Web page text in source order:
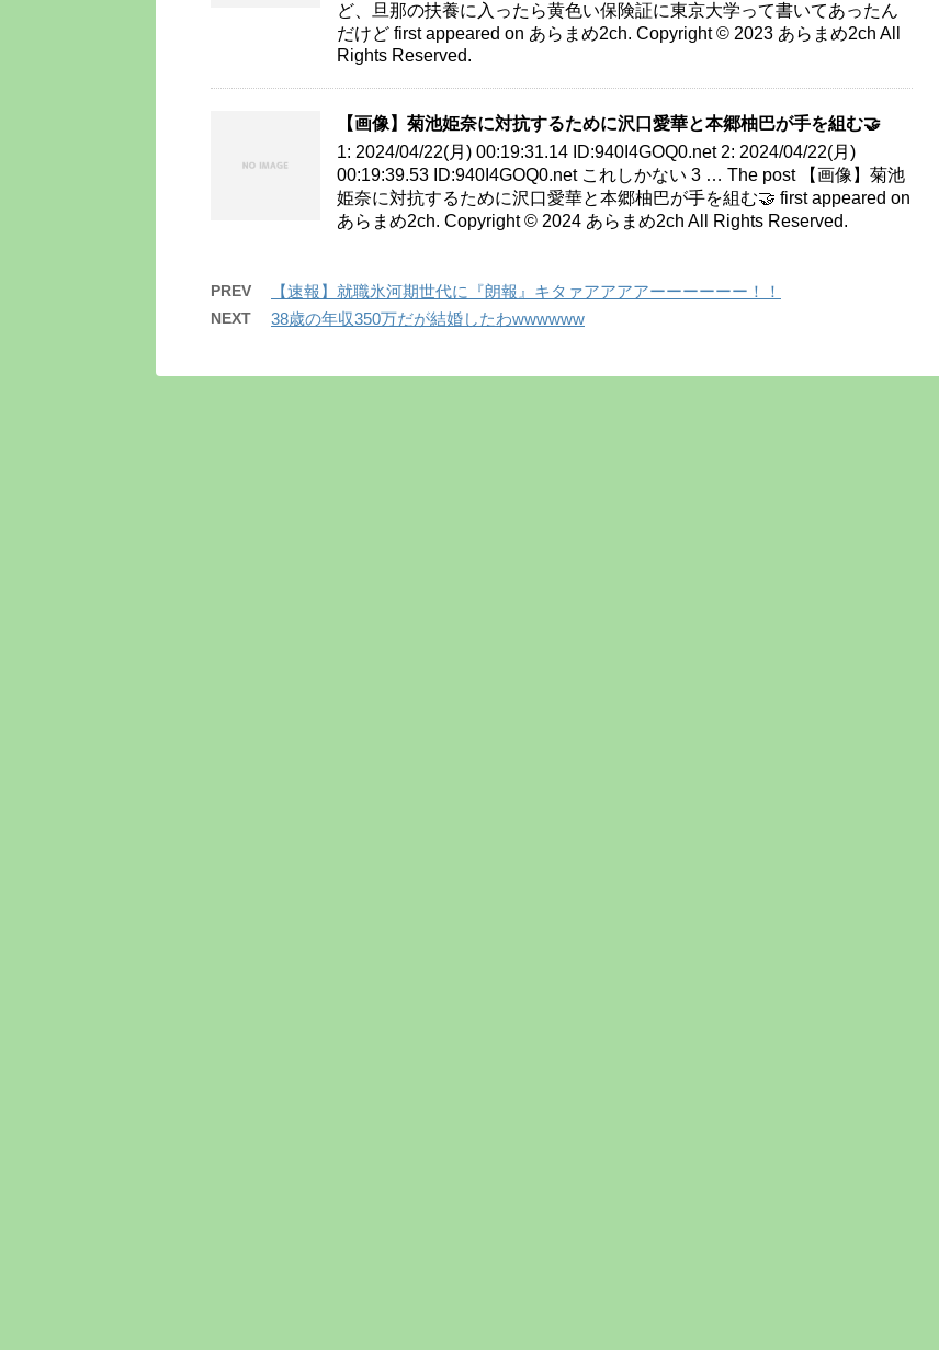
ど、旦那の扶養に入ったら黄色い保険証に東京大学って書いてあったん
だけど first appeared on あらまめ2ch. Copyright © 2023 あらまめ2ch All
Rights Reserved.
【画像】菊池姫奈に対抗するために沢口愛華と本郷柚巴が手を組む🤝
1: 2024/04/22(月) 00:19:31.14 ID:940I4GOQ0.net 2: 2024/04/22(月)
00:19:39.53 ID:940I4GOQ0.net これしかない 3 … The post 【画像】菊池
姫奈に対抗するために沢口愛華と本郷柚巴が手を組む🤝 first appeared on
あらまめ2ch. Copyright © 2024 あらまめ2ch All Rights Reserved.
PREV 【速報】就職氷河期世代に『朗報』キタァアアアアーーーーーー！！
NEXT 38歳の年収350万だが結婚したわwwwwww